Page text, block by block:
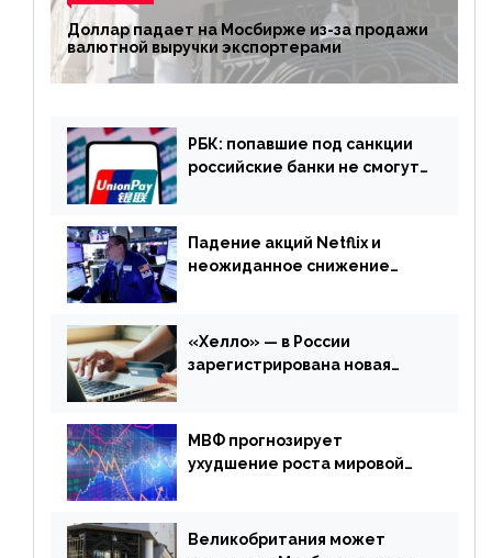
Доллар падает на Мосбирже из-за продажи
валютной выручки экспортерами
РБК: попавшие под санкции
российские банки не смогут
Падение акций Netflix и
неожиданное снижение
апреля
«Хелло» — в России
зарегистрирована новая
МВФ прогнозирует
ухудшение роста мировой
апреля
Великобритания может